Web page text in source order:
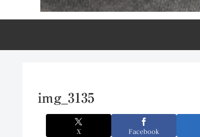
img_3135
X Facebook